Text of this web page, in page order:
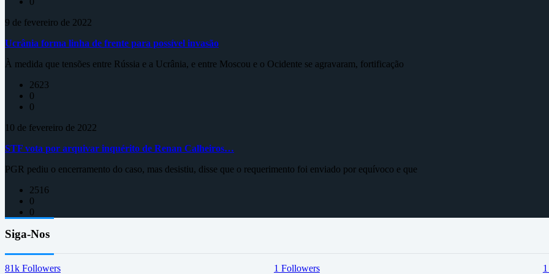
9 de fevereiro de 2022
Ucrânia forma linha de frente para possível invasão
À medida que tensões entre Rússia e a Ucrânia, e entre Moscou e o Ocidente se agravaram, fortificação
2623
0
0
10 de fevereiro de 2022
STF vota por arquivar inquérito de Renan Calheiros…
PGR pediu o encerramento do caso, mas desistiu, disse que o requerimento foi enviado por equívoco e que
2516
0
0
Siga-Nos
81k Followers 1 Followers 1